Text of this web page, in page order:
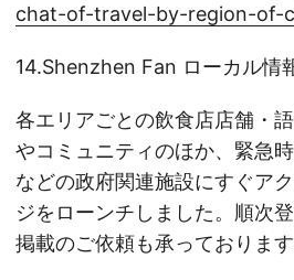
chat-of-travel-by-region-of-
14.Shenzhen Fan ローカル情
各エリアごとの飲食店店舗・
やコミュニティのほか、緊急
などの政府関連施設にすぐア
ジをローンチしました。順次
掲載のご依頼も承っております